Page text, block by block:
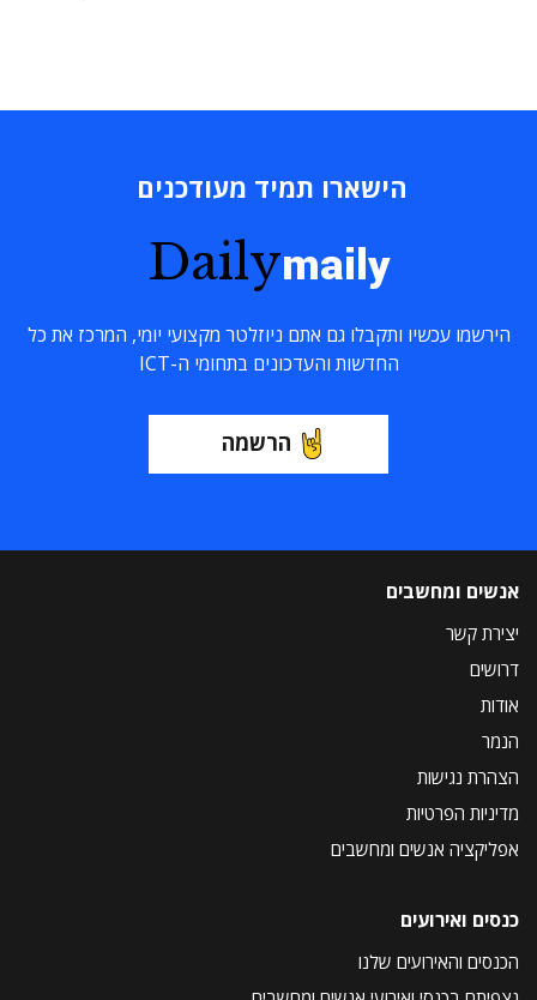
הישארו תמיד מעודכנים
Dailymaily
הירשמו עכשיו ותקבלו גם אתם ניוזלטר מקצועי יומי, המרכז את כל
החדשות והעדכונים בתחומי ה-ICT
הרשמה
אנשים ומחשבים
יצירת קשר
דרושים
אודות
הנמר
הצהרת נגישות
מדיניות הפרטיות
אפליקציה אנשים ומחשבים
כנסים ואירועים
הכנסים והאירועים שלנו